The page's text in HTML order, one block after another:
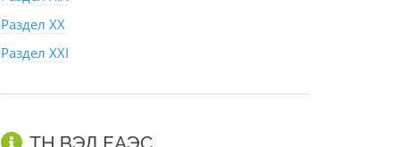
Раздел XX
Раздел XXI